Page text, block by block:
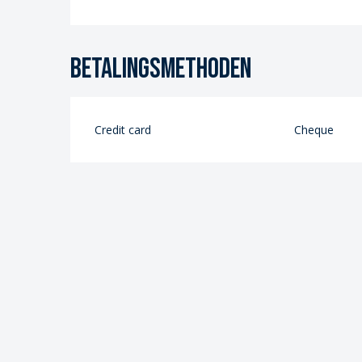
Betalingsmethoden
Credit card Cheque